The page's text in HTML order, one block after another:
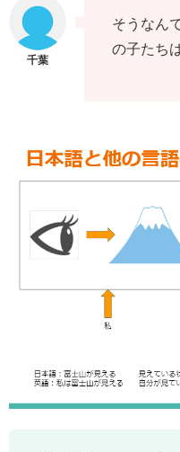
そうなん
の子たち